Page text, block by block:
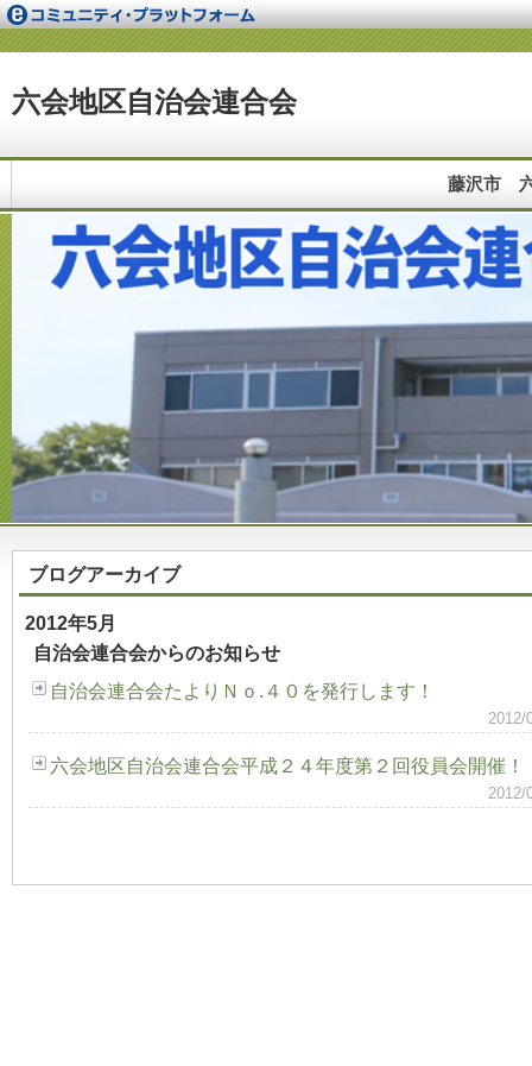
六会地区自治会連合会
藤沢市
ブログアーカイブ
2012年5月
自治会連合会からのお知らせ
自治会連合会たよりＮｏ.４０を発行します！
2012/
六会地区自治会連合会平成２４年度第２回役員会開催！
2012/